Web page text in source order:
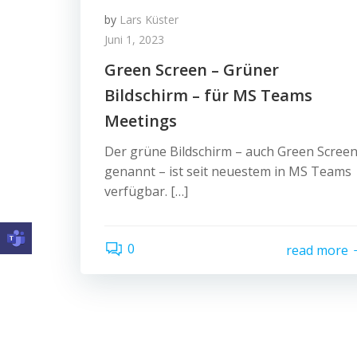
by Lars Küster
Juni 1, 2023
Green Screen – Grüner
Bildschirm – für MS Teams
Meetings
Der grüne Bildschirm – auch Green Screen
genannt – ist seit neuestem in MS Teams
verfügbar. […]
0 read more